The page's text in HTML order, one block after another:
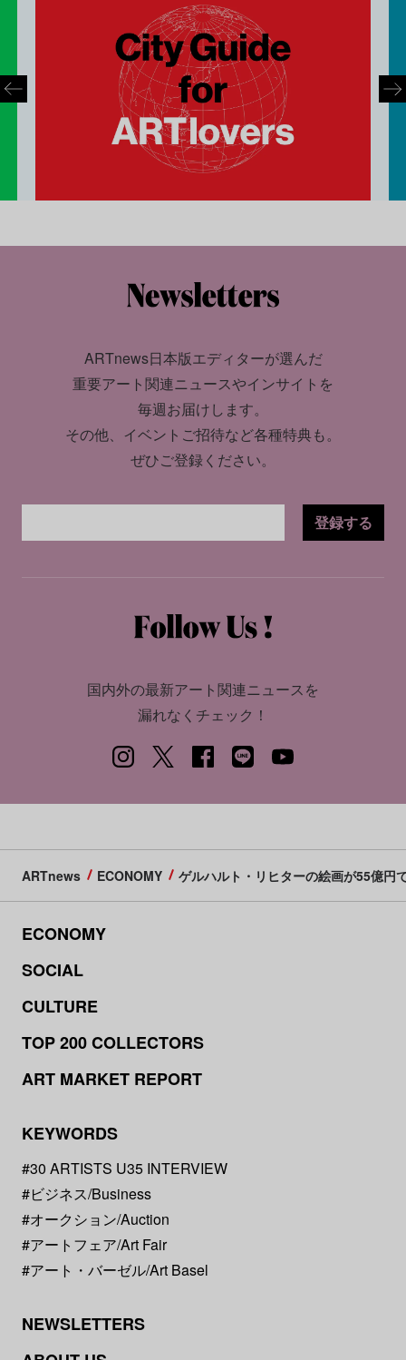
ARTnews日本版エディターが選んだ
重要アート関連ニュースやインサイトを
毎週お届けします。
その他、イベントご招待など各種特典も。
ぜひご登録ください。
登録する
国内外の最新アート関連ニュースを
漏れなくチェック！
ARTnews ECONOMY ゲルハルト・リヒターの絵画が55億円
ECONOMY
SOCIAL
CULTURE
TOP 200 COLLECTORS
ART MARKET REPORT
KEYWORDS
#30 ARTISTS U35 INTERVIEW
#ビジネス/Business
#オークション/Auction
#アートフェア/Art Fair
#アート・バーゼル/Art Basel
NEWSLETTERS